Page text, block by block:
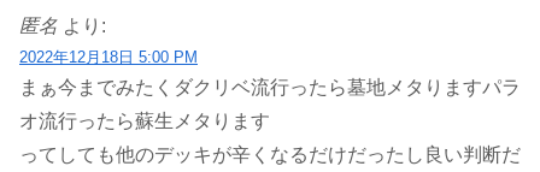
匿名 より:
2022年12月18日 5:00 PM
まぁ今までみたくダクリベ流行ったら墓地メタりますパラ
オ流行ったら蘇生メタります
ってしても他のデッキが辛くなるだけだったし良い判断だ